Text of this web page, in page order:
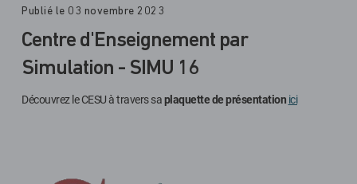
Publié le 03 novembre 2023
Centre d'Enseignement par
Simulation - SIMU 16
Découvrez le CESU à travers saplaquette de présentation ici